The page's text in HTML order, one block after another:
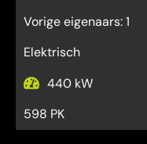
Vorige eigenaars: 1
Elektrisch
440 kW
598 PK